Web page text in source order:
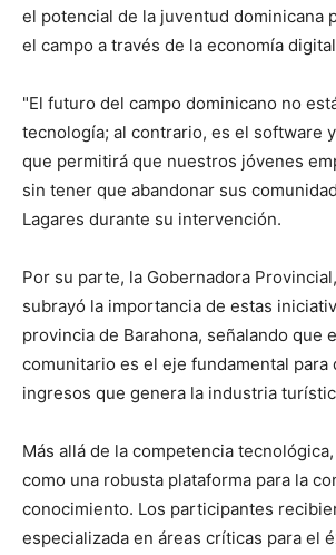
el potencial de la juventud dominicana
el campo a través de la economía
"El futuro del campo dominicano no
tecnología; al contrario, es el software
que permitirá que nuestros jóvenes
sin tener que abandonar sus
Lagares durante su intervención.
Por su parte, la Gobernadora
subrayó la importancia de estas
provincia de Barahona, señalando que
comunitario es el eje fundamental para
ingresos que genera la industria
Más allá de la competencia
como una robusta plataforma para la
conocimiento. Los participantes
especializada en áreas críticas para el